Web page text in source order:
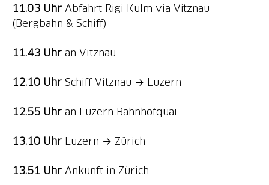
11.03 Uhr Abfahrt Rigi Kulm via Vitznau
(Bergbahn & Schiff)
11.43 Uhr an Vitznau
12.10 UhrSchiff Vitznau → Luzern
12.55 Uhr an Luzern Bahnhofquai
13.10 Uhr Luzern → Zürich
13.51 Uhr Ankunft in Zürich